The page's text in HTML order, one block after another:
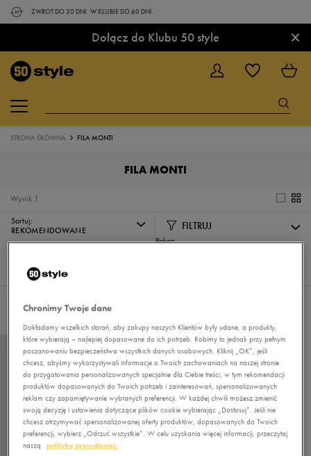
ZWROT DO 30 DNI. W KLUBIE DO 60 DNI.
Dołącz do Klubu 50 style ×
STRONA GŁÓWNA FILA MONTI
FILA MONTI
1
Wynik
Sortuj:
REKOMENDOWANE
FILTRUJ
Pokaż
Nie wybrano filtrów
Chronimy Twoje dane
Dokładamy wszelkich starań, aby zakupy naszych Klientów były udane, a produkty,
które wybierają – najlepiej dopasowane do ich potrzeb. Robimy to jednak przy pełnym
poszanowaniu bezpieczeństwa wszystkich danych osobowych. Kliknij „OK”, jeśli
chcesz, abyśmy wykorzystywali informacje o Twoich zachowaniach na naszej stronie
do przygotowania personalizowanych specjalnie dla Ciebie treści, w tym rekomendacji
produktów dopasowanych do Twoich potrzeb i zainteresowań, spersonalizowanych
reklam czy zapamiętywanie wybranych preferencji. W każdej chwili możesz zmienić
swoją decyzję i ustawienia dotyczące plików cookie wybierając „Dostosuj”. Jeśli nie
chcesz otrzymywać spersonalizowanej oferty produktów, dopasowanych do Twoich
preferencji, wybierz „Odrzuć wszystkie”. W celu uzyskania więcej informacji, przeczytaj
naszą
politykę prywatności.